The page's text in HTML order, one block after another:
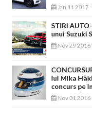
Jan 11 2017 -
STIRI
unui Suzuki
Nov 29 2016
lui Mika
concurs pe
Nov 01 2016